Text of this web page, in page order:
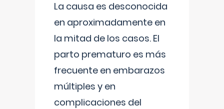
La causa es desconocida
en aproximadamente en
la mitad de los casos. El
parto prematuro es más
frecuente en embarazos
múltiples y en
complicaciones del